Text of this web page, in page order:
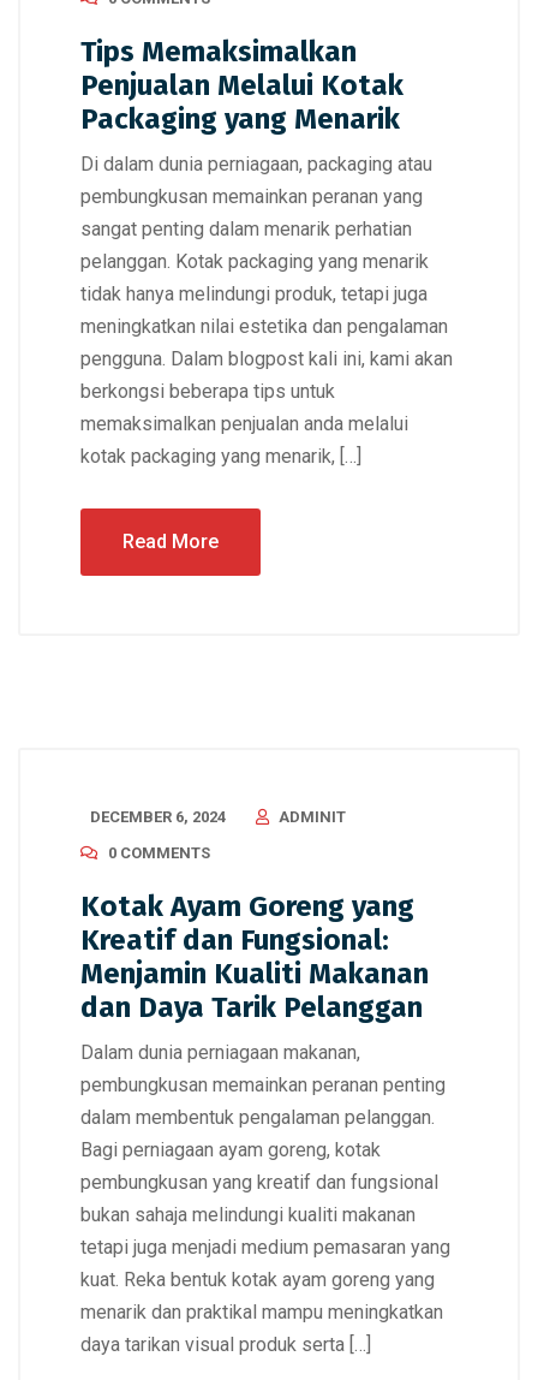
Tips Memaksimalkan
Penjualan Melalui Kotak
Packaging yang Menarik
Di dalam dunia perniagaan, packaging atau
pembungkusan memainkan peranan yang
sangat penting dalam menarik perhatian
pelanggan. Kotak packaging yang menarik
tidak hanya melindungi produk, tetapi juga
meningkatkan nilai estetika dan pengalaman
pengguna. Dalam blogpost kali ini, kami akan
berkongsi beberapa tips untuk
memaksimalkan penjualan anda melalui
kotak packaging yang menarik, […]
Read More
DECEMBER 6, 2024
ADMINIT
0 COMMENTS
Kotak Ayam Goreng yang
Kreatif dan Fungsional:
Menjamin Kualiti Makanan
dan Daya Tarik Pelanggan
Dalam dunia perniagaan makanan,
pembungkusan memainkan peranan penting
dalam membentuk pengalaman pelanggan.
Bagi perniagaan ayam goreng, kotak
pembungkusan yang kreatif dan fungsional
bukan sahaja melindungi kualiti makanan
tetapi juga menjadi medium pemasaran yang
kuat. Reka bentuk kotak ayam goreng yang
menarik dan praktikal mampu meningkatkan
daya tarikan visual produk serta […]